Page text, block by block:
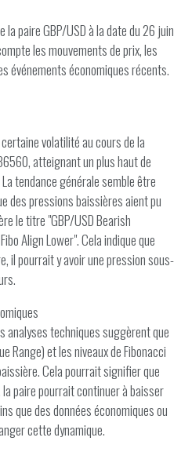
la paire GBP/USD à la date du 26 juin
les mouvements de prix, les
événements économiques récents.
volatilité au cours de la
atteignant un plus haut de
tendance générale semble être
des pressions baissières aient pu
le titre "GBP/USD Bearish
Align Lower". Cela indique que
il pourrait y avoir une pression sous-
analyses techniques suggèrent que
Range) et les niveaux de Fibonacci
Cela pourrait signifier que
paire pourrait continuer à baisser
que des données économiques ou
cette dynamique.